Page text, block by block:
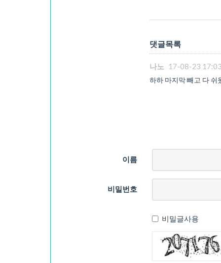
댓글목록
나노 17-08-23
하하 마지막 빼고 다 쉬
이름
비밀번호
비밀글사용